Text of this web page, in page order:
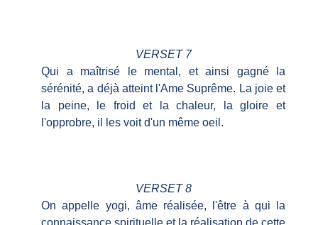
VERSET 7
Qui a maîtrisé le mental, et ainsi gagné la
sérénité, a déjà atteint l'Ame Suprême. La joie et
la peine, le froid et la chaleur, la gloire et
l'opprobre, il les voit d'un même oeil.
VERSET 8
On appelle yogi, âme réalisée, l'être à qui la
connaissance spirituelle et la réalisation de cette